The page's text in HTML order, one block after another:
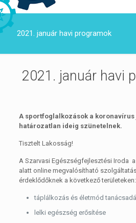
2021. január havi programok
2021. január havi
A sportfoglalkozások a
határozatlan ideig szünetelnek.
Tisztelt Lakosság!
A Szarvasi Egészségfejlesztési Iroda
alatt online megvalósítható
érdeklődőknek a következő területeken:
táplálkozás és életmód
lelki egészség erősítése